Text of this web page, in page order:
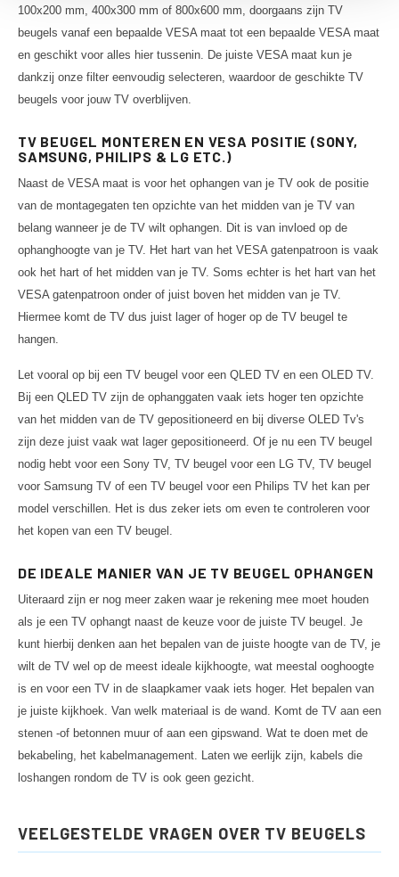
100x200 mm, 400x300 mm of 800x600 mm, doorgaans zijn TV
beugels vanaf een bepaalde VESA maat tot een bepaalde VESA maat
en geschikt voor alles hier tussenin. De juiste VESA maat kun je
dankzij onze filter eenvoudig selecteren, waardoor de geschikte TV
beugels voor jouw TV overblijven.
TV BEUGEL MONTEREN EN VESA POSITIE (SONY,
SAMSUNG, PHILIPS & LG ETC.)
Naast de VESA maat is voor het ophangen van je TV ook de positie
van de montagegaten ten opzichte van het midden van je TV van
belang wanneer je de TV wilt ophangen. Dit is van invloed op de
ophanghoogte van je TV. Het hart van het VESA gatenpatroon is vaak
ook het hart of het midden van je TV. Soms echter is het hart van het
VESA gatenpatroon onder of juist boven het midden van je TV.
Hiermee komt de TV dus juist lager of hoger op de TV beugel te
hangen.
Let vooral op bij een TV beugel voor een QLED TV en een OLED TV.
Bij een QLED TV zijn de ophanggaten vaak iets hoger ten opzichte
van het midden van de TV gepositioneerd en bij diverse OLED Tv's
zijn deze juist vaak wat lager gepositioneerd. Of je nu een TV beugel
nodig hebt voor een Sony TV, TV beugel voor een LG TV, TV beugel
voor Samsung TV of een TV beugel voor een Philips TV het kan per
model verschillen. Het is dus zeker iets om even te controleren voor
het kopen van een TV beugel.
DE IDEALE MANIER VAN JE TV BEUGEL OPHANGEN
Uiteraard zijn er nog meer zaken waar je rekening mee moet houden
als je een TV ophangt naast de keuze voor de juiste TV beugel. Je
kunt hierbij denken aan het bepalen van de juiste hoogte van de TV, je
wilt de TV wel op de meest ideale kijkhoogte, wat meestal ooghoogte
is en voor een TV in de slaapkamer vaak iets hoger. Het bepalen van
je juiste kijkhoek. Van welk materiaal is de wand. Komt de TV aan een
stenen -of betonnen muur of aan een gipswand. Wat te doen met de
bekabeling, het kabelmanagement. Laten we eerlijk zijn, kabels die
loshangen rondom de TV is ook geen gezicht.
VEELGESTELDE VRAGEN OVER TV BEUGELS